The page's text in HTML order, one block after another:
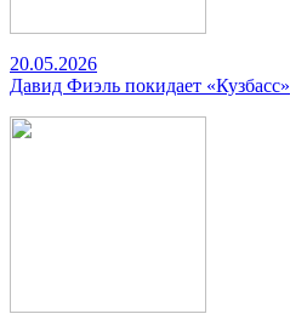
20.05.2026
Давид Фиэль покидает «Кузбасс»